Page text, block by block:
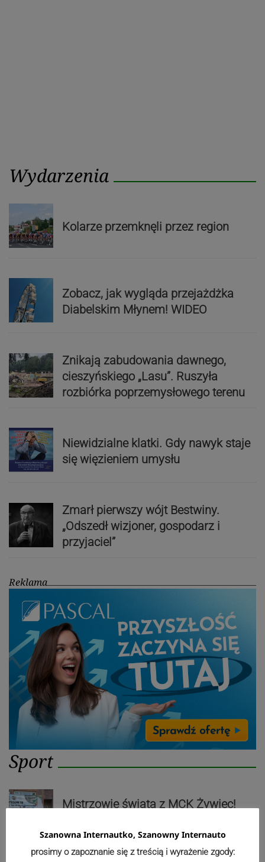
Wydarzenia
Kolarze przemknęli przez region
Zobacz, jak wygląda przejażdżka
Diabelskim Młynem! WIDEO
Znikają zabudowania dawnego,
cieszyńskiego „Lasu”. Ruszyła
rozbiórka poprzemysłowego terenu
Niewidzialne klatki. Gdy nawyk staje
się więzieniem umysłu
Zmarł pierwszy wójt Bestwiny.
„Odszedł wizjoner, gospodarz i
przyjaciel”
Reklama
Sport
Mistrzowie świata z MCK Żywiec!
Szanowna Internautko, Szanowny Internauto
prosimy o zapoznanie się z treścią i wyrażenie zgody: